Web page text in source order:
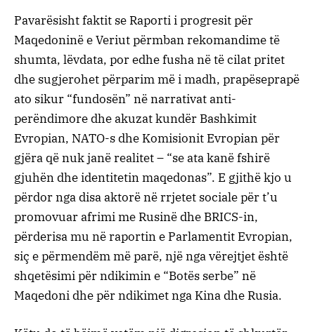
Pavarësisht faktit se Raporti i progresit për
Maqedoninë e Veriut përmban rekomandime të
shumta, lëvdata, por edhe fusha në të cilat pritet
dhe sugjerohet përparim më i madh, prapëseprapë
ato sikur “fundosën” në narrativat anti-
perëndimore dhe akuzat kundër Bashkimit
Evropian, NATO-s dhe Komisionit Evropian për
gjëra që nuk janë realitet – “se ata kanë fshirë
gjuhën dhe identitetin maqedonas”. E gjithë kjo u
përdor nga disa aktorë në rrjetet sociale për t’u
promovuar afrimi me Rusinë dhe BRICS-in,
përderisa mu në raportin e Parlamentit Evropian,
siç e përmendëm më parë, një nga vërejtjet është
shqetësimi për ndikimin e “Botës serbe” në
Maqedoni dhe për ndikimet nga Kina dhe Rusia.